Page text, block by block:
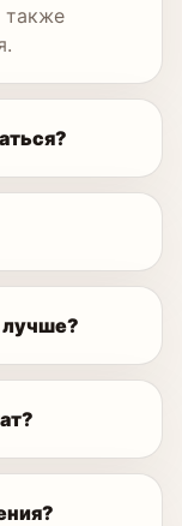
также
лучше?